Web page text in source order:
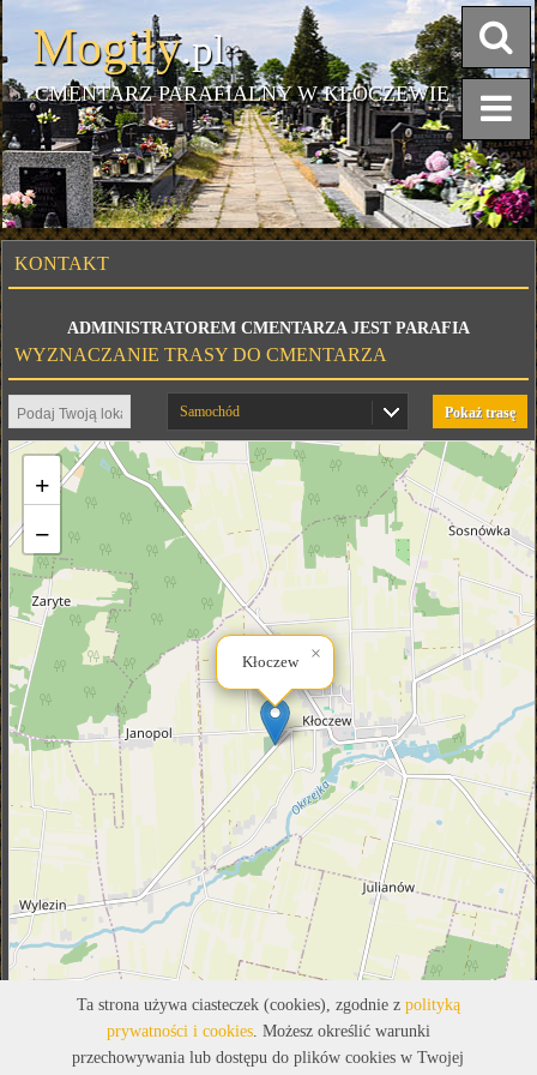
Mogiły.pl
CMENTARZ PARAFIALNY W KŁOCZEWIE
KONTAKT
ADMINISTRATOREM CMENTARZA JEST PARAFIA
WYZNACZANIE TRASY DO CMENTARZA
Pokaż trasę
Samochód
Kłoczew ×
+
−
Ta strona używa ciasteczek (cookies), zgodnie z polityką
prywatności i cookies. Możesz określić warunki
przechowywania lub dostępu do plików cookies w Twojej